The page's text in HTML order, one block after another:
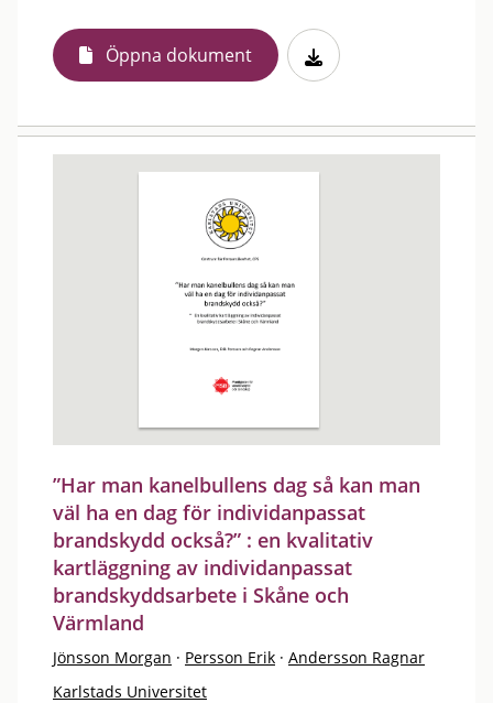
Öppna dokument
”Har man kanelbullens dag så kan man
väl ha en dag för individanpassat
brandskydd också?” : en kvalitativ
kartläggning av individanpassat
brandskyddsarbete i Skåne och
Värmland
Jönsson Morgan · Persson Erik · Andersson Ragnar
Karlstads Universitet